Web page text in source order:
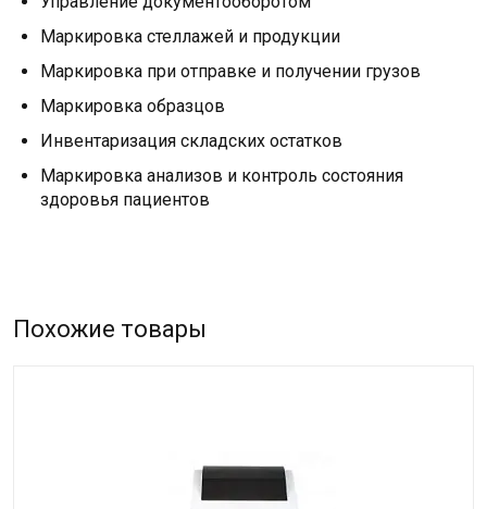
Маркировка стеллажей и продукции
Маркировка при отправке и получении грузов
Маркировка образцов
Инвентаризация складских остатков
Маркировка анализов и контроль состояния
здоровья пациентов
Похожие товары